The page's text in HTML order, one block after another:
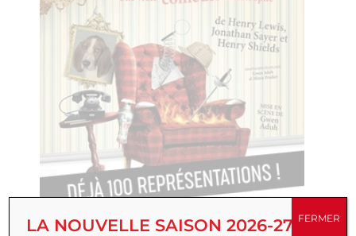
LA NOUVELLE SAISON 2026-27 EST
FERMER